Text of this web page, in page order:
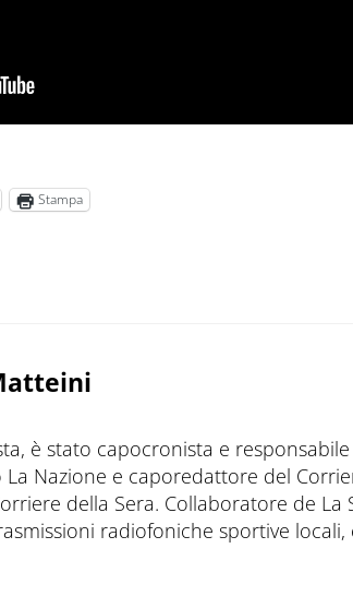
Stampa
è stato capocronista e
Nazione e caporedattore del
della Sera. Collaboratore de La
radiofoniche sportive locali,